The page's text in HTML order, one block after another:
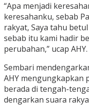
“Apa menjadi
keresahanku, sebab
rakyat, Saya tahu
sebab itu kami hadir
perubahan,” ucap AHY.
Sembari
AHY mengungkapkan
berada di tengah-
dengarkan suara